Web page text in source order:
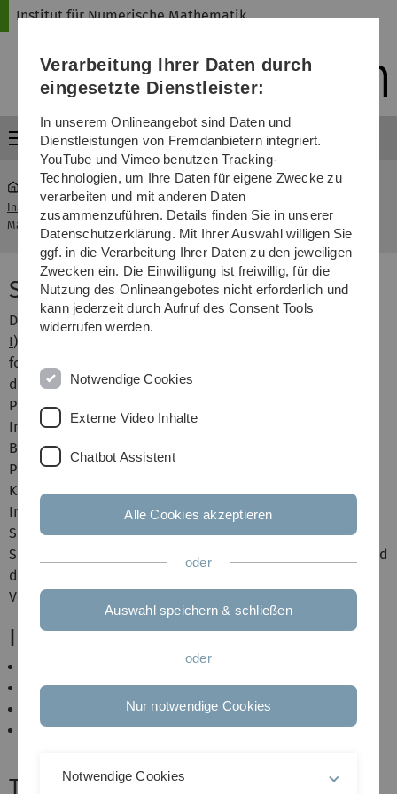
Direkt
Direkt
Direkt
(Sprache,
Drucken,
Media)
Direkt
Direkt
Institut für Numerische Mathematik
Menü
Institut für Numerische
Mathematik
...
Systemnahe Software II
Die Vorlesung setzt den ersten Teil (
I) fort und beschäftigt sich mit der Entwicklung
fortgeschrittener Anwendungen im systemnahen Umfeld
des POSIX-Standards, wozu hier insbesondere das
Prozesssystem, die Signale, die
Interprozesskommunikation und Sockets gehören.
Behandelt wird insbesondere auch die Entwicklung von
Protokollen für bidirektionale, verbindungsorientierte
Kommunikationskanäle und deren effiziente
Implementierung. Beachtet werden dabei auch
Sicherheitsaspekte und die Vermeidung typischer
Schwachstellen. Die Vorlesung ist sehr praxisorientiert und
die Übungen sind integraler Bestandteil der
Veranstaltung.
Inhalt
Signale
Interprozesskommunikation mit Pipelines
Einführung in Netzwerkdienste, TCP/IP und die
Termine
Verarbeitung Ihrer Daten durch
eingesetzte Dienstleister:
In unserem Onlineangebot sind Daten und
Dienstleistungen von Fremdanbietern integriert.
YouTube und Vimeo benutzen Tracking-
Technologien, um Ihre Daten für eigene Zwecke zu
verarbeiten und mit anderen Daten
zusammenzuführen. Details finden Sie in unserer
Datenschutzerklärung. Mit Ihrer Auswahl willigen Sie
ggf. in die Verarbeitung Ihrer Daten zu den jeweiligen
Zwecken ein. Die Einwilligung ist freiwillig, für die
Nutzung des Onlineangebotes nicht erforderlich und
kann jederzeit durch Aufruf des Consent Tools
widerrufen werden.
Notwendige Cookies
Externe Video Inhalte
Chatbot Assistent
Alle Cookies akzeptieren
oder
Auswahl speichern & schließen
oder
Nur notwendige Cookies
Notwendige Cookies